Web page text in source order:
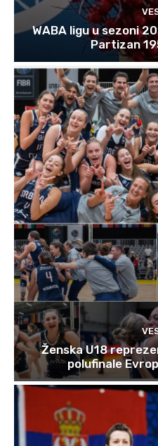
WABA ligu u sezoni
Partizan
Ženska U18
polufinale